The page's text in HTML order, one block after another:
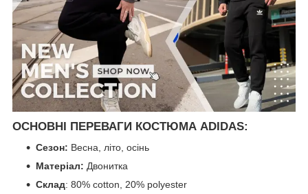
ОСНОВНІ ПЕРЕВАГИ КОСТЮМА ADIDAS:
Сезон: Весна, літо, осінь
Матеріал: Двонитка
Склад: 80% cotton, 20% polyester